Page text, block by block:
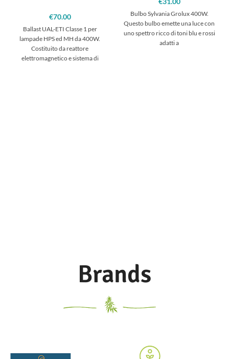
€70.00
Ballast UAL-ETI Classe 1 per
lampade HPS ed MH da 400W.
Costituito da reattore
elettromagnetico e sistema di
Bulbo Sylvania Grolux 400W.
Questo bulbo emette una luce con
uno spettro ricco di toni blu e rossi
adatti a
Brands